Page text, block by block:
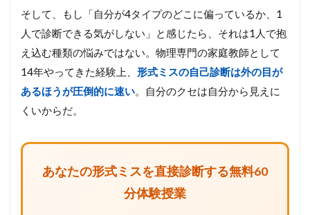
そして、もし「自分が4タイプのどこに偏っているか、1
人で診断できる気がしない」と感じたら、それは1人で抱
え込む種類の悩みではない。物理専門の家庭教師として
14年やってきた経験上、 形式ミスの自己診断は外の目が
あるほうが圧倒的に速い。自分のクセは自分から見えに
くいからだ。
あなたの形式ミスを直接診断する無料60
分体験授業